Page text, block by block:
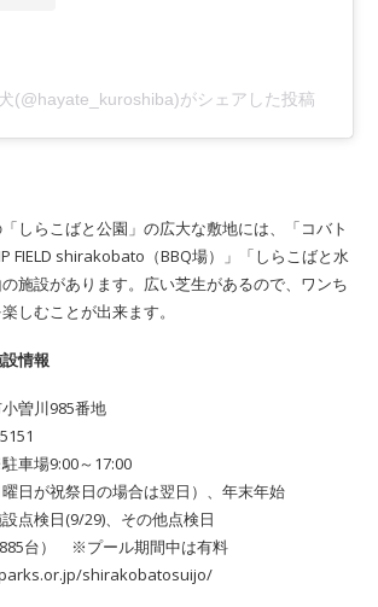
(@hayate_kuroshiba)がシェアした投稿
しらこばと公園」の広大な敷地には、「コバト
FIELD shirakobato（BBQ場）」「しらこばと水
施設があります。広い芝生があるので、ワンち
しむことが出来ます。
情報
曽川985番地
車場9:00～17:00
日が祝祭日の場合は翌日）、年末年始
点検日(9/29)、その他点検日
台） ※プール期間中は有料
shirakobatosuijo/